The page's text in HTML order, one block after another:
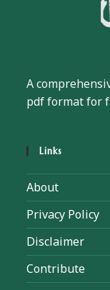
A
pdf format for
Links
About
Privacy Policy
Disclaimer
Contribute